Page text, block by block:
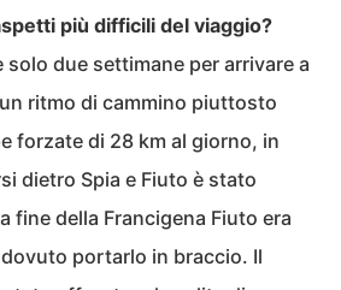
più difficili del viaggio?
due settimane per arrivare a
ritmo di cammino piuttosto
forzate di 28 km al giorno, in
dietro Spia e Fiuto è stato
fine della Francigena Fiuto era
portarlo in braccio. Il